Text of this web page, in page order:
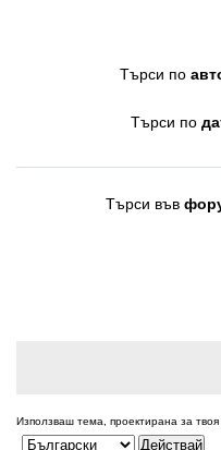
Търси по
Търси по
Търси във
Използваш тема, проектирана за твоя